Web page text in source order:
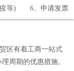
疫等) 6、申请发票
区有着工商一站式
周期的优惠措施。